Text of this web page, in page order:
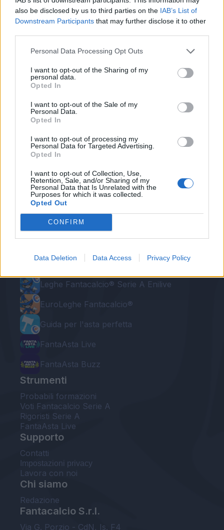
also be disclosed by us to third parties on the IAB’s List of
Downstream Participants that may further disclose it to other
Personal Data Processing Opt Outs
I want to opt-out of the Sharing of my
personal data.
Opted In
I want to opt-out of the Sale of my
Personal Data.
Opted In
I want to opt-out of processing my
Personal Data for Targeted Advertising.
Opted In
I want to opt-out of Collection, Use,
Retention, Sale, and/or Sharing of my
Personal Data that Is Unrelated with the
Purposes for which it was collected.
Opted Out
CONFIRM
Data Deletion Data Access Privacy Policy
Per il centrocampo, invece, torna a disposizione
Il croato in lizza per un posto sulla trequarti, ma
portare misterPiolia confermare l'argentino
dall'inizio a sostegno di
Autore
Redazione Fantacalcio.it
Fantacalcio® Serie A Enilive
Leghe Fantacalcio® Serie A Enilive
EuroLeghe Fantacalcio®
Guida per l'asta perfetta
FantaAsta Live
FantaAsta Buzz
Strumenti
Probabili formazioni
Voti Fantacalcio Serie A
Rigoristi Serie A
FantaAsta Live
Supporto
Contatti
Impostazioni privacy
Lavora con noi
Chi siamo
Redazione
Fantacalcio S.r.l.
Via G. Porzio - CdN, Is. F4